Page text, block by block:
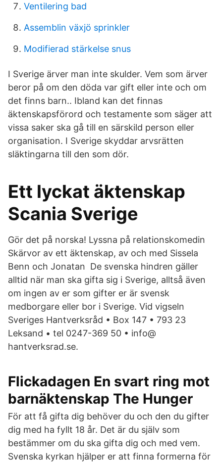
Ventilering bad
Assemblin växjö sprinkler
Modifierad stärkelse snus
I Sverige ärver man inte skulder. Vem som ärver
beror på om den döda var gift eller inte och om
det finns barn.. Ibland kan det finnas
äktenskapsförord och testamente som säger att
vissa saker ska gå till en särskild person eller
organisation. I Sverige skyddar arvsrätten
släktingarna till den som dör.
Ett lyckat äktenskap
Scania Sverige
Gör det på norska! Lyssna på relationskomedin
Skärvor av ett äktenskap, av och med Sissela
Benn och Jonatan De svenska hindren gäller
alltid när man ska gifta sig i Sverige, alltså även
om ingen av er som gifter er är svensk
medborgare eller bor i Sverige. Vid vigseln
Sveriges Hantverksråd • Box 147 • 793 23
Leksand • tel 0247-369 50 • info@
hantverksrad.se.
Flickadagen En svart ring mot
barnäktenskap The Hunger
För att få gifta dig behöver du och den du gifter
dig med ha fyllt 18 år. Det är du själv som
bestämmer om du ska gifta dig och med vem.
Svenska kyrkan hjälper er att finna formerna för